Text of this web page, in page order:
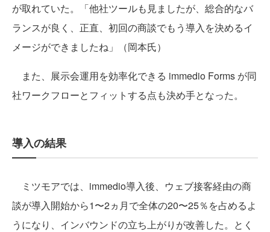
が取れていた。「他社ツールも見ましたが、総合的なバ
ランスが良く、正直、初回の商談でもう導入を決めるイ
メージができましたね」（岡本氏）
また、展示会運用を効率化できる immedio Forms が同
社ワークフローとフィットする点も決め手となった。
導入の結果
ミツモアでは、immedio導入後、ウェブ接客経由の商
談が導入開始から1〜2ヵ月で全体の20〜25％を占めるよ
うになり、インバウンドの立ち上がりが改善した。とく